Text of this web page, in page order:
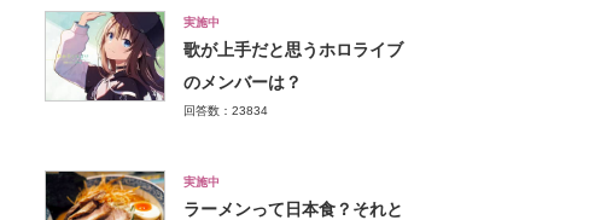
実施中
歌が上手だと思うホロライブ
のメンバーは？
回答数：23834
実施中
ラーメンって日本食？それと